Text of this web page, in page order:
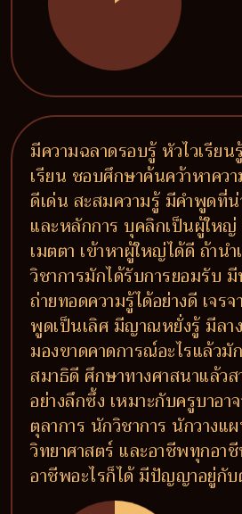
มีความฉลาดรอบรู้ หัวไวเรียน
เรียน ชอบศึกษาค้นคว้าหาคว
ดีเด่น สะสมความรู้ มีคำพูดที่
และหลักการ บุคลิกเป็นผู้ให
เมตตา เข้าหาผู้ใหญ่ได้ดี ถ้าน
วิชาการมักได้รับการยอมรับ
ถ่ายทอดความรู้ได้อย่างดี เจร
พูดเป็นเลิศ มีญาณหยั่งรู้ มีล
มองขาดคาดการณ์อะไรแล้วมั
สมาธิดี ศึกษาทางศาสนาแล้วส
อย่างลึกซึ้ง เหมาะกับครูบาอา
ตุลาการ นักวิชาการ นักวาง
วิทยาศาสตร์ และอาชีพทุกอา
อาชีพอะไรก็ได้ มีปัญญาอยู่กับ